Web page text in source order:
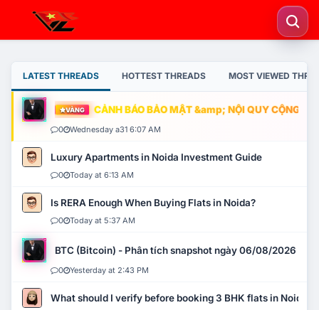
LATEST THREADS HOTTEST THREADS MOST VIEWED
VÀNG CẢNH BÁO BẢO MẬT &amp; NỘI QUY CỘNG
0 Wednesday a31 6:07 AM
Luxury Apartments in Noida Investment Guide
0 Today at 6:13 AM
Is RERA Enough When Buying Flats in Noida?
0 Today at 5:37 AM
BTC (Bitcoin) - Phân tích snapshot ngày 06/08/2026
0 Yesterday at 2:43 PM
What should I verify before booking 3 BHK flats in Noida?